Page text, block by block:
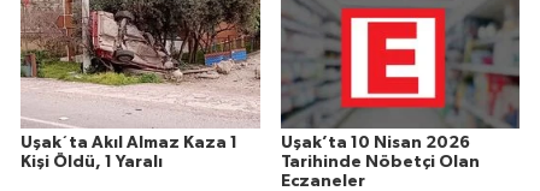
Uşak´ta Akıl Almaz Kaza 1
Kişi Öldü, 1 Yaralı
Uşak’ta 10 Nisan 2026
Tarihinde Nöbetçi Olan
Eczaneler